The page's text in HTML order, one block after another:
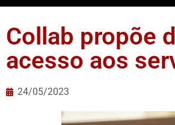
Collab propõe
acesso aos
24/05/2023